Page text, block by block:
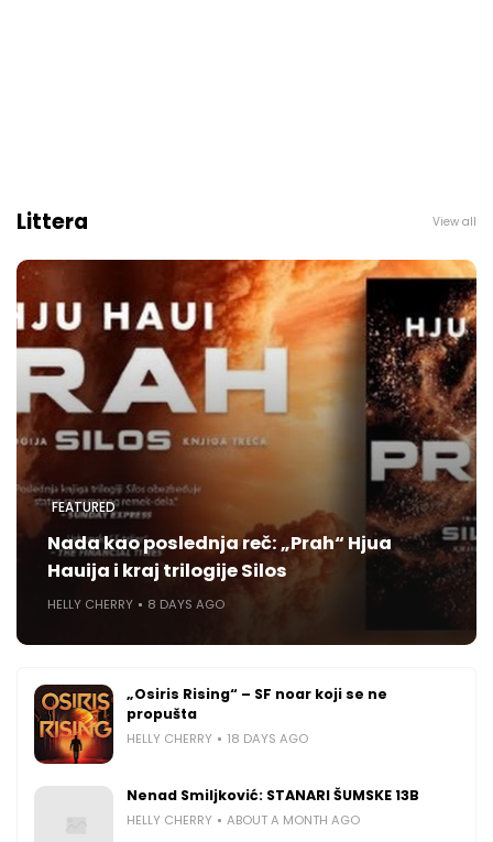
Littera View all
FEATURED
Nada kao poslednja reč: „Prah“ Hjua
Hauija i kraj trilogije Silos
HELLY CHERRY 8 DAYS AGO
„Osiris Rising“ – SF noar koji se ne
propušta
HELLY CHERRY 18 DAYS AGO
Nenad Smiljković: STANARI ŠUMSKE 13B
HELLY CHERRY ABOUT A MONTH AGO